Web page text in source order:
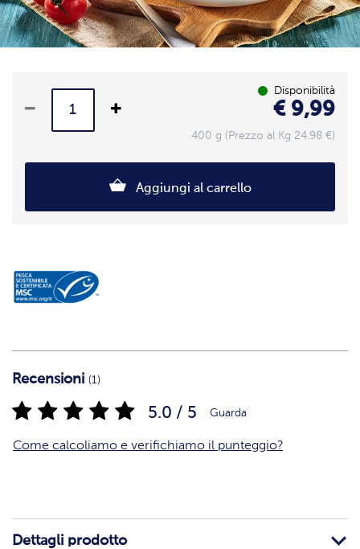
Disponibilità
€ 9,99
400 g (Prezzo al Kg 24.98 €)
Aggiungi al carrello
Recensioni (1)
5.0 / 5 Guarda
Come calcoliamo e verifichiamo il punteggio?
Dettagli prodotto